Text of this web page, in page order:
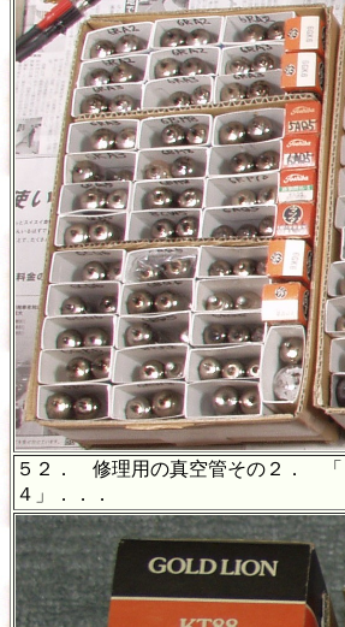
５２． 修理用の真空管その２．
４」．．．